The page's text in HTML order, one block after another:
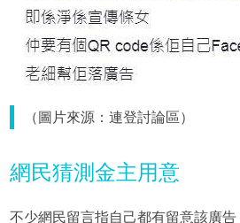
（圖片來源：連登討論區）
網民猜測金主用意
不少網民留言指自己都有留意該廣告